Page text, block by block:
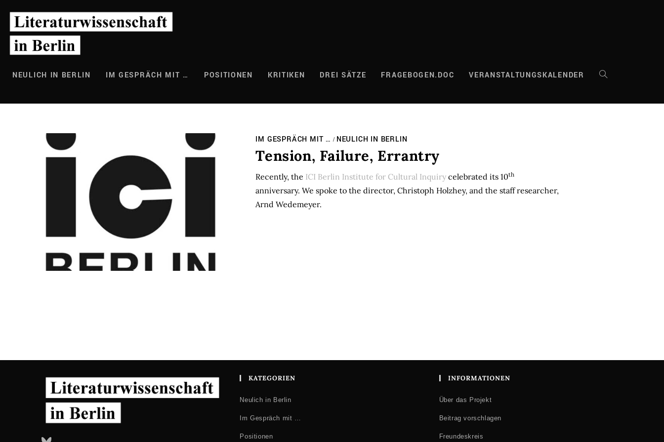
Inhalt
springen
NEULICH IN BERLIN IM GESPRÄCH MIT … POSITIONEN KRITIKEN DREI SÄTZE FRAGEBOGEN.DOC VERANSTALTUNGSKALENDER WEBSITE-
IM GESPRÄCH MIT … / NEULICH IN BERLIN
Tension, Failure, Errantry
Recently, the ICI Berlin Institute for Cultural Inquiry celebrated its 10th
anniversary. We spoke to the director, Christoph Holzhey, and the staff researcher,
Arnd Wedemeyer.
KATEGORIEN
Neulich in Berlin
Im Gespräch mit …
Positionen
INFORMATIONEN
Über das Projekt
Beitrag vorschlagen
Freundeskreis